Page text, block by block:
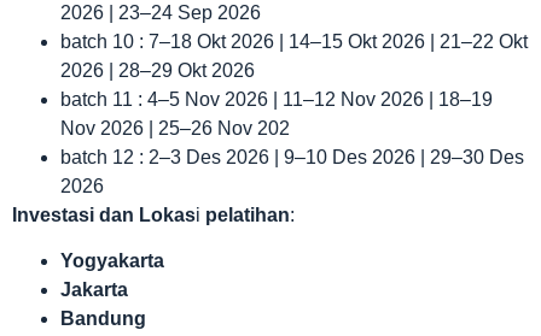
2026 | 23–24 Sep 2026
batch 10 : 7–18 Okt 2026 | 14–15 Okt 2026 | 21–22 Okt
2026 | 28–29 Okt 2026
batch 11 : 4–5 Nov 2026 | 11–12 Nov 2026 | 18–19
Nov 2026 | 25–26 Nov 202
batch 12 : 2–3 Des 2026 | 9–10 Des 2026 | 29–30 Des
2026
Investasi dan Lokasi pelatihan:
Yogyakarta
Jakarta
Bandung